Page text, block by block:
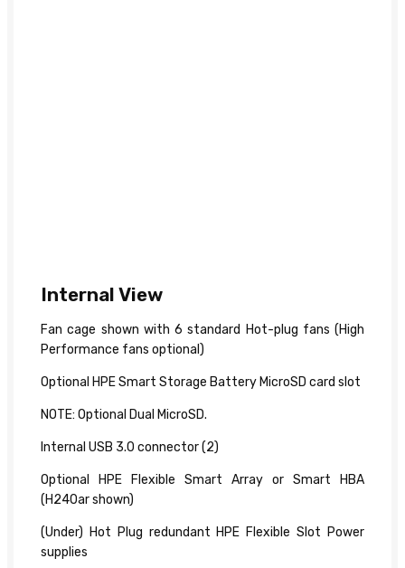
Internal View
Fan cage shown with 6 standard Hot-plug fans (High
Performance fans optional)
Optional HPE Smart Storage Battery MicroSD card slot
NOTE: Optional Dual MicroSD.
Internal USB 3.0 connector (2)
Optional HPE Flexible Smart Array or Smart HBA
(H240ar shown)
(Under) Hot Plug redundant HPE Flexible Slot Power
supplies